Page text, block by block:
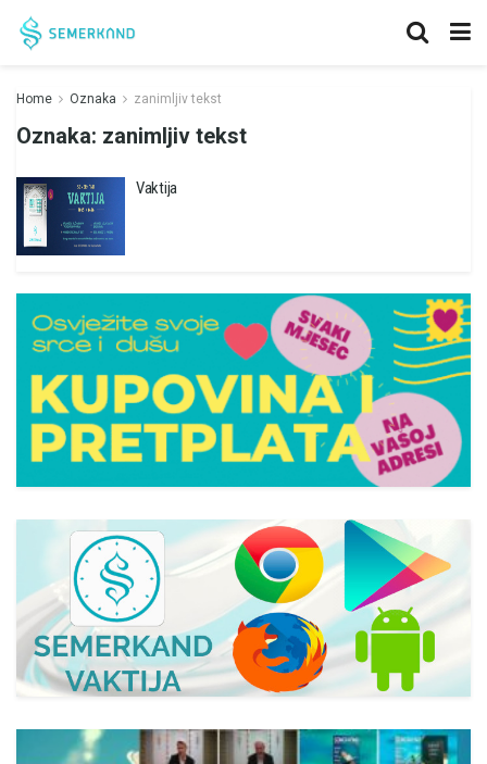
Home Oznaka zanimljiv tekst
Oznaka: zanimljiv tekst
Vaktija